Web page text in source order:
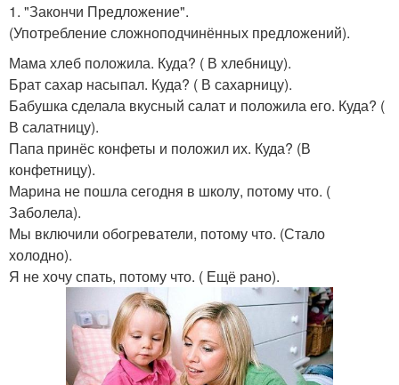
1. "Закончи Предложение".
(Употребление сложноподчинённых предложений).
Мама хлеб положила. Куда? ( В хлебницу).
Брат сахар насыпал. Куда? ( В сахарницу).
Бабушка сделала вкусный салат и положила его. Куда? (
В салатницу).
Папа принёс конфеты и положил их. Куда? (В
конфетницу).
Марина не пошла сегодня в школу, потому что. (
Заболела).
Мы включили обогреватели, потому что. (Стало
холодно).
Я не хочу спать, потому что. ( Ещё рано).